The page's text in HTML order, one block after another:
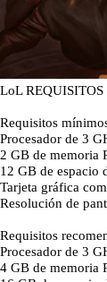
LoL
Requisitos
Procesador de 3
2 GB de memoria
12 GB de espacio
Tarjeta gráfica
Resolución de
Requisitos
Procesador de 3
4 GB de memoria